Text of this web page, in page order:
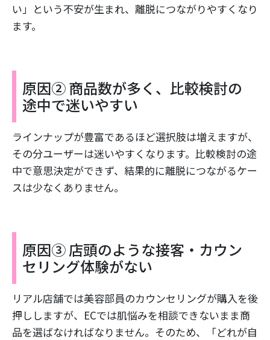
い」という不安が生まれ、離脱につながりやすくなり
ます。
原因② 商品数が多く、比較検討の
途中で迷いやすい
ラインナップが豊富であるほど選択肢は増えますが、
その分ユーザーは迷いやすくなります。比較検討の途
中で意思決定ができず、結果的に離脱につながるケー
スは少なくありません。
原因③ 店頭のような接客・カウン
セリング体験がない
リアル店舗では美容部員のカウンセリングが購入を後
押ししますが、ECでは肌悩みを相談できないまま商
品を選ばなければなりません。そのため、「どれが自